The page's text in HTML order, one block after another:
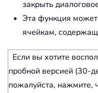
закрыть
Эта функция может
ячейкам,
Если вы хотите
пробной версией (30-
пожалуйста, нажмите,